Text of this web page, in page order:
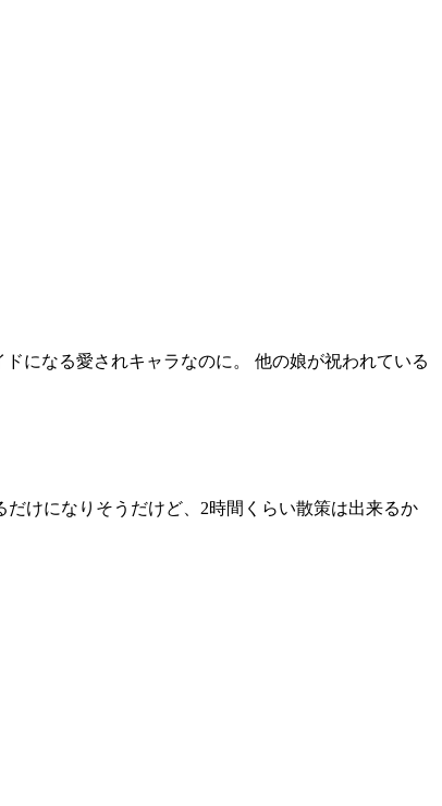
になる愛されキャラなのに。 他の娘が祝われている
けになりそうだけど、2時間くらい散策は出来るか